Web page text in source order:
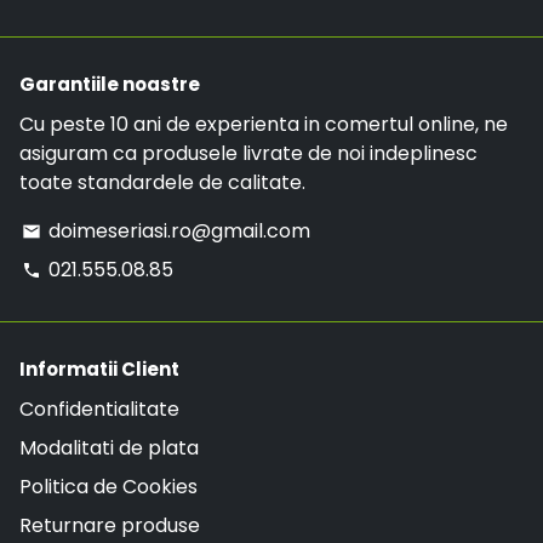
Garantiile noastre
Cu peste 10 ani de experienta in comertul online, ne
asiguram ca produsele livrate de noi indeplinesc
toate standardele de calitate.
email doimeseriasi.ro@gmail.com
phone 021.555.08.85
Informatii Client
Confidentialitate
Modalitati de plata
Politica de Cookies
Returnare produse